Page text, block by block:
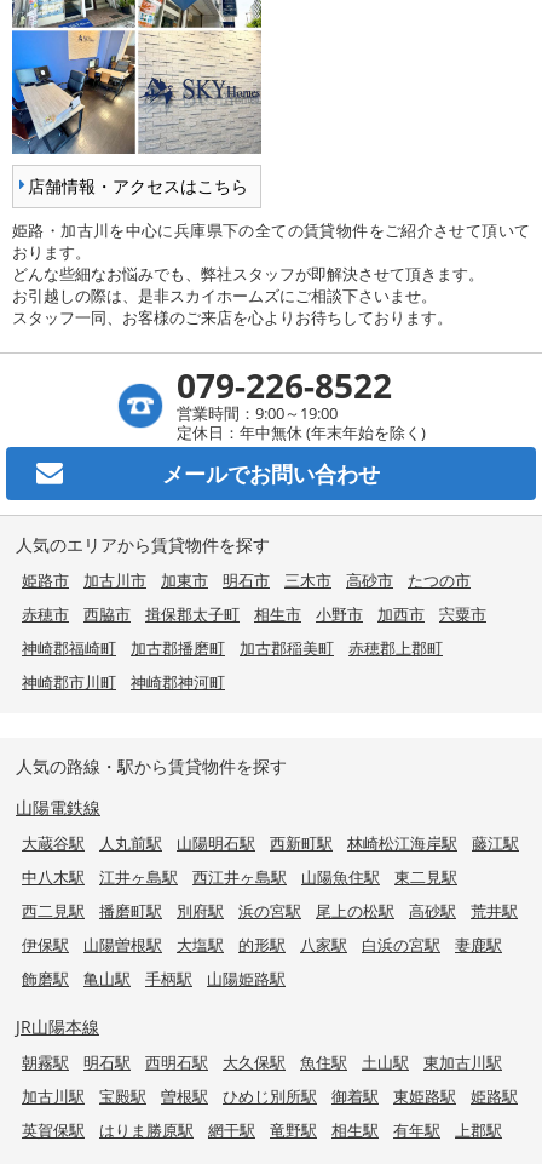
店舗情報・アクセスはこちら
姫路・加古川を中心に兵庫県下の全ての賃貸物件をご紹介させて頂いて
おります。
どんな些細なお悩みでも、弊社スタッフが即解決させて頂きます。
お引越しの際は、是非スカイホームズにご相談下さいませ。
スタッフ一同、お客様のご来店を心よりお待ちしております。
079-226-8522
営業時間：9:00～19:00
定休日：年中無休 (年末年始を除く)
メールでお問い合わせ
人気のエリアから賃貸物件を探す
姫路市 加古川市 加東市 明石市 三木市 高砂市
たつの市
赤穂市
西脇市 揖保郡太子町 相生市 小野市 加西市
宍粟市
神崎郡福崎町
加古郡播磨町 加古郡稲美町
赤穂郡上郡町
神崎郡市川町
神崎郡神河町
人気の路線・駅から賃貸物件を探す
山陽電鉄線
大蔵谷駅 人丸前駅 山陽明石駅 西新町駅 林崎松江海岸駅
藤江駅
中八木駅
江井ヶ島駅 西江井ヶ島駅 山陽魚住駅
東二見駅
西二見駅
播磨町駅 別府駅 浜の宮駅 尾上の松駅 高砂駅
荒井駅
伊保駅
山陽曽根駅 大塩駅 的形駅 八家駅 白浜の宮駅
妻鹿駅
飾磨駅
亀山駅 手柄駅 山陽姫路駅
JR山陽本線
朝霧駅 明石駅 西明石駅 大久保駅 魚住駅 土山駅
東加古川駅
加古川駅
宝殿駅 曽根駅 ひめじ別所駅 御着駅 東姫路駅
姫路駅
英賀保駅
はりま勝原駅 網干駅 竜野駅 相生駅 有年駅 上郡駅